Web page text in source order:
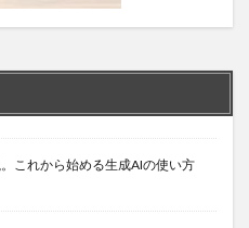
これから始める生成AIの使い方